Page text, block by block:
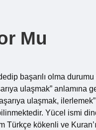
Mu
başarılı olma durumu
ulaşmak” anlamına
ulaşmak,
Yücel ismi
Türkçe kökenli ve